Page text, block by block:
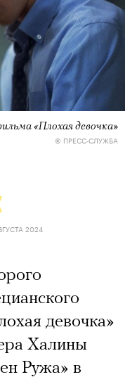
«Плохая девочка»
© ПРЕСС-СЛУЖБА
2024
девочка»
Халины
Ружа» в